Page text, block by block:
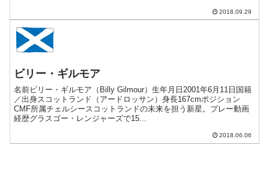
2018.09.29
ビリー・ギルモア
名前ビリー・ギルモア（Billy Gilmour）生年月日2001年6月11日国籍
／出身スコットランド（アードロッサン）身長167cmポジション
CMF所属チェルシースコットランドの未来を担う新星。プレー動画
経歴グラスゴー・レンジャーズで15...
2018.06.06